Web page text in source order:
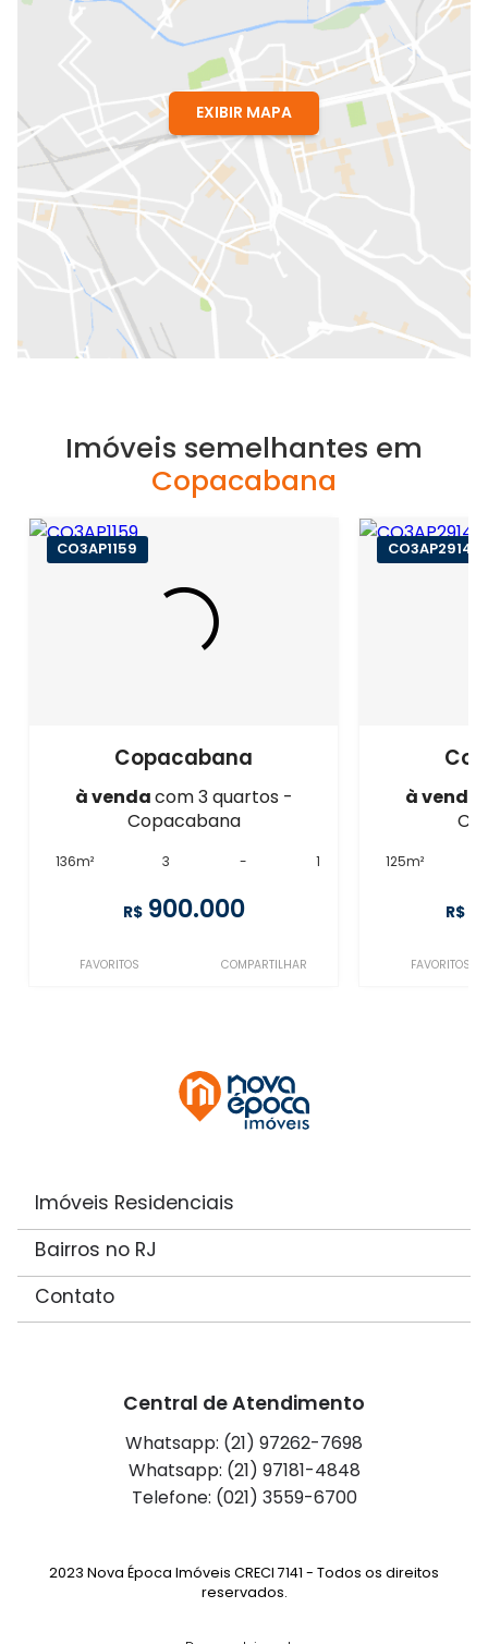
EXIBIR MAPA
Imóveis semelhantes em
Copacabana
CO3AP1159
Copacabana
à vendacom 3 quartos -
Copacabana
136m² 3 - 1
R$ 900.000
FAVORITOS COMPARTILHAR
CO3AP2914
à venda
125m²
R$
FAVORITOS
Imóveis Residenciais
Bairros no RJ
Contato
Central de Atendimento
Whatsapp: (21) 97262-7698
Whatsapp: (21) 97181-4848
Telefone: (021) 3559-6700
2023 Nova Época Imóveis CRECI 7141 - Todos os direitos
reservados.